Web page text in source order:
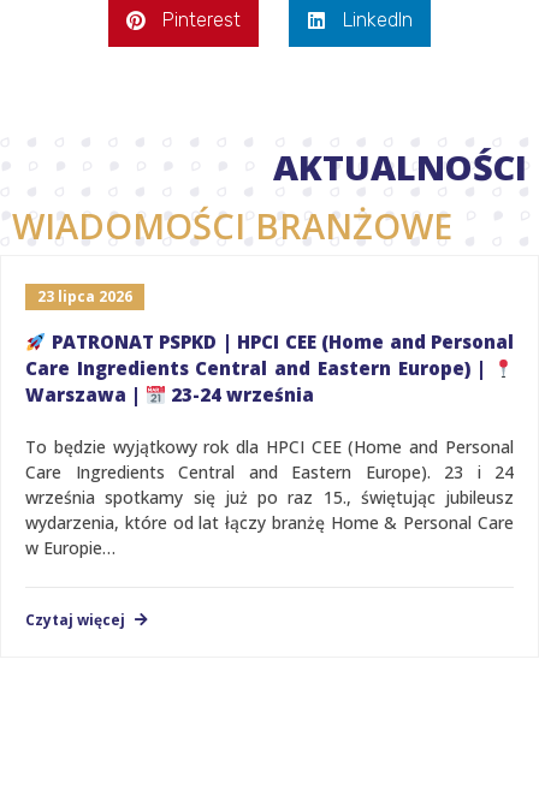
Pinterest LinkedIn
AKTUALNOŚCI
WIADOMOŚCI BRANŻOWE
23 lipca 2026
PATRONAT PSPKD | HPCI CEE (Home and Personal
Care Ingredients Central and Eastern Europe) |
Warszawa |
23-24 września
To będzie wyjątkowy rok dla HPCI CEE (Home and Personal
Care Ingredients Central and Eastern Europe). 23 i 24
września spotkamy się już po raz 15., świętując jubileusz
wydarzenia, które od lat łączy branżę Home & Personal Care
w Europie…
Czytaj więcej